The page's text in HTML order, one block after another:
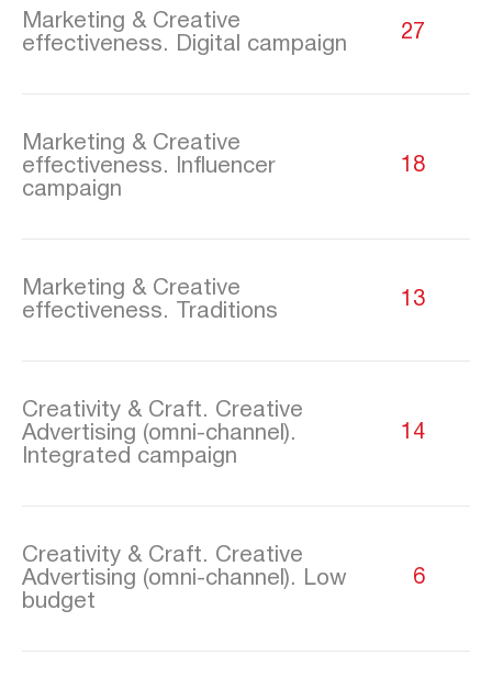
Marketing & Creative
effectiveness. Digital campaign
27
Marketing & Creative
effectiveness. Influencer
campaign
18
Marketing & Creative
effectiveness. Traditions
13
Creativity & Craft. Creative
Advertising (omni-channel).
Integrated campaign
14
Creativity & Craft. Creative
Advertising (omni-channel). Low
budget
6